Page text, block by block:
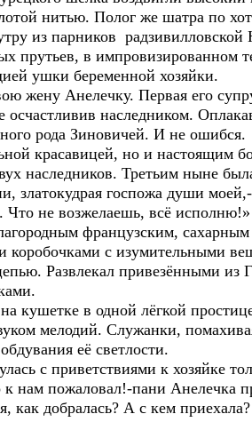
нитью. Полог же шатра по
из парников
прутьев, в импровизированном
ушки беременной хозяйки.
жену Анелечку. Первая его
осчастливив наследником.
рода Зиновичей. И не ошибся.
красавицей, но и настоящим
наследников. Третьим ныне
златокудрая госпожа души
Что не возжелаешь, всё
французским,
коробочками с изумительными
Развлекал привезёнными
кушетке в одной лёгкой
мелодий. Служанки,
её светлости.
с приветствиями к хозяйке
нам пожаловал!-пани Анелечка
как добралась? А с кем